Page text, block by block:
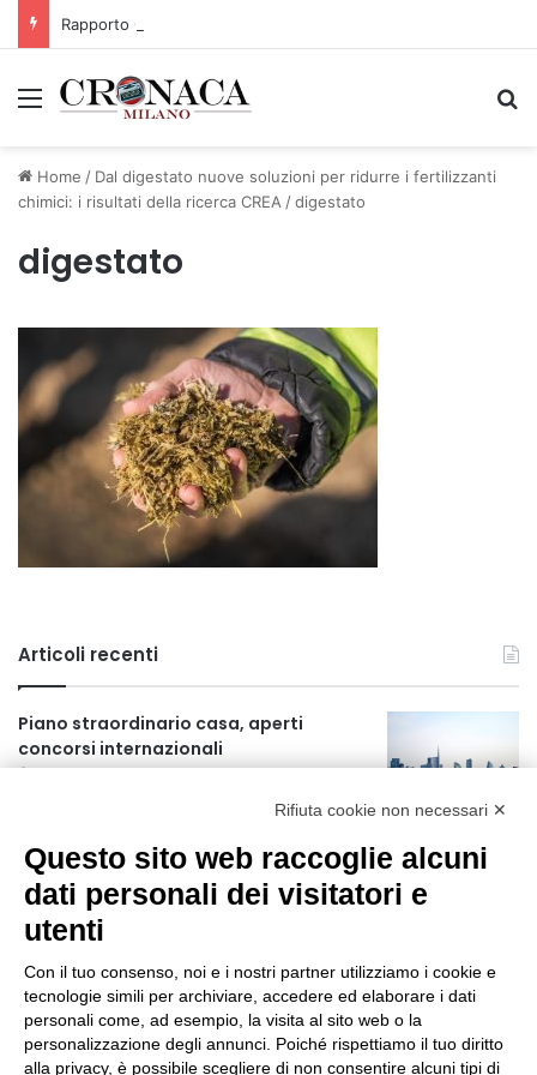
Rapporto OsMed 2025 sull’uso dei farmaci in Italia
Menu
Home / Dal digestato nuove soluzioni per ridurre i fertilizzanti
chimici: i risultati della ricerca CREA /digestato
digestato
Articoli recenti
Piano straordinario casa, aperti
concorsi internazionali
farmaci in Italia
14 ore fa
Un nuovo modello di IA stima il volume
dei ghiacciai del pianeta
15 ore fa
Manutenzione strade, nel biennio
2026-27 investiti 56 milioni
Rifiuta cookie non necessari ✕
Questo sito web raccoglie alcuni
dati personali dei visitatori e
utenti
Con il tuo consenso, noi e i nostri partner utilizziamo i cookie e
tecnologie simili per archiviare, accedere ed elaborare i dati
personali come, ad esempio, la visita al sito web o la
personalizzazione degli annunci. Poiché rispettiamo il tuo diritto
alla privacy, è possibile scegliere di non consentire alcuni tipi di